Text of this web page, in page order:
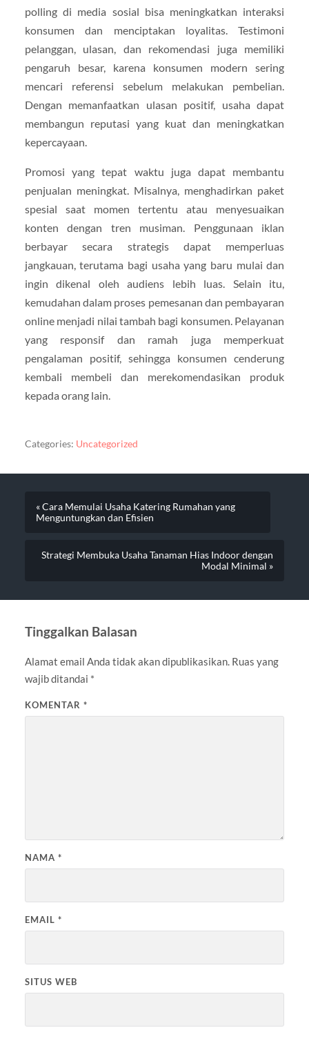
polling di media sosial bisa meningkatkan interaksi
konsumen dan menciptakan loyalitas. Testimoni
pelanggan, ulasan, dan rekomendasi juga memiliki
pengaruh besar, karena konsumen modern sering
mencari referensi sebelum melakukan pembelian.
Dengan memanfaatkan ulasan positif, usaha dapat
membangun reputasi yang kuat dan meningkatkan
kepercayaan.
Promosi yang tepat waktu juga dapat membantu
penjualan meningkat. Misalnya, menghadirkan paket
spesial saat momen tertentu atau menyesuaikan
konten dengan tren musiman. Penggunaan iklan
berbayar secara strategis dapat memperluas
jangkauan, terutama bagi usaha yang baru mulai dan
ingin dikenal oleh audiens lebih luas. Selain itu,
kemudahan dalam proses pemesanan dan pembayaran
online menjadi nilai tambah bagi konsumen. Pelayanan
yang responsif dan ramah juga memperkuat
pengalaman positif, sehingga konsumen cenderung
kembali membeli dan merekomendasikan produk
kepada orang lain.
Categories: Uncategorized
« Cara Memulai Usaha Katering Rumahan yang
Menguntungkan dan Efisien
Strategi Membuka Usaha Tanaman Hias Indoor dengan
Modal Minimal »
Tinggalkan Balasan
Alamat email Anda tidak akan dipublikasikan. Ruas yang
wajib ditandai *
KOMENTAR *
NAMA *
EMAIL *
SITUS WEB